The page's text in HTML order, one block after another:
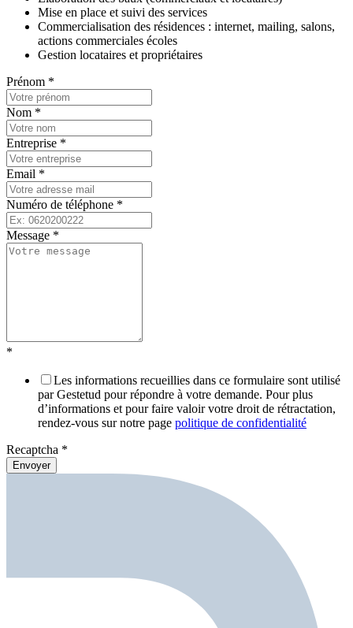
Mise en place et suivi des services
Commercialisation des résidences : internet, mailing, salons,
actions commerciales écoles
Gestion locataires et propriétaires
Prénom *
Nom *
Entreprise *
Email *
Numéro de téléphone *
Message *
*
Les informations recueillies dans ce formulaire sont utilisé
par Gestetud pour répondre à votre demande. Pour plus
d’informations et pour faire valoir votre droit de rétractation,
rendez-vous sur notre page politique de confidentialité
Recaptcha *
Envoyer